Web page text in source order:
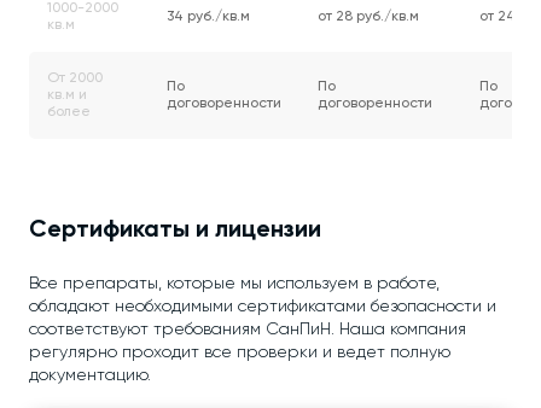
1000-2000
кв.м
34 руб./кв.м от 28 руб./кв.м от 24
От 2000
кв.м и
более
По
договоренности
По
договоренности
По
Сертификаты и лицензии
Все препараты, которые мы используем в работе,
обладают необходимыми сертификатами безопасности и
соответствуют требованиям СанПиН. Наша компания
регулярно проходит все проверки и ведет полную
документацию.